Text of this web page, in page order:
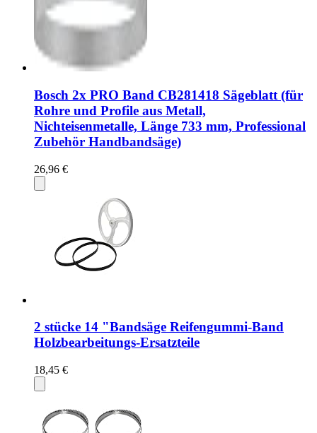
Bosch 2x PRO Band CB281418 Sägeblatt (für
Rohre und Profile aus Metall,
Nichteisenmetalle, Länge 733 mm, Professional
Zubehör Handbandsäge)
26,96 €
2 stücke 14 "Bandsäge Reifengummi-Band
Holzbearbeitungs-Ersatzteile
18,45 €